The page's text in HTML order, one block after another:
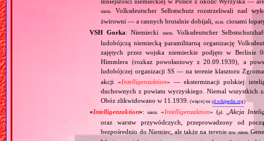
niem.
Volksdeutscher Selbstschutz rozstrzeliwali nad
żwirowni — a rannych brutalnie dobijali,m.in. ciosami
VSH Gorka: Niemiecki niem.
Volksdeutscher
ludobójczą niemiecką paramilitarną organizację
zajętych przez wojska niemieckie podjęto w Berlinie
Himmlera (rozkaz powołaniowy z 20.09.1939), a
ludobójczej organizacji SS — na terenie klasztoru
akcji «Intelligenzaktion» — eksterminacji polskiej
duchownych z powiatu wyrzyskiego. Niemal wszystkich
Obóz zlikwidowano w 11.1939.
(więcej na:pl.wikipedia.org)
«Intelligenzaktion»: niem. «Intelligenzaktion» (pl. „Akcja
oraz warstw przywódczych, przeprowadzony od
bezpośrednio do Niemiec, ale także na terenietzw. niem.